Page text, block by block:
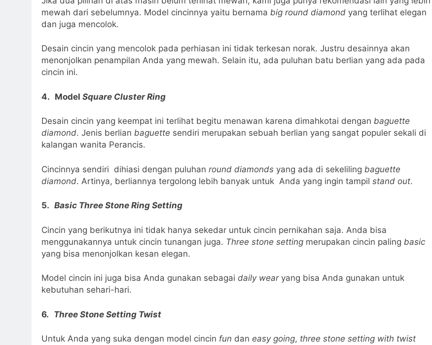
mewah dari sebelumnya. Model cincinnya yaitu bernama big round diamond yang terlihat elegan
dan juga mencolok.
Desain cincin yang mencolok pada perhiasan ini tidak terkesan norak. Justru desainnya akan
menonjolkan penampilan Anda yang mewah. Selain itu, ada puluhan batu berlian yang ada pada
cincin ini.
4. Model Square Cluster Ring
Desain cincin yang keempat ini terlihat begitu menawan karena dimahkotai dengan baguette
diamond. Jenis berlian baguette sendiri merupakan sebuah berlian yang sangat populer sekali di
kalangan wanita Perancis.
Cincinnya sendiri dihiasi dengan puluhan round diamonds yang ada di sekeliling baguette
diamond. Artinya, berliannya tergolong lebih banyak untuk Anda yang ingin tampil stand out.
5. Basic Three Stone Ring Setting
Cincin yang berikutnya ini tidak hanya sekedar untuk cincin pernikahan saja. Anda bisa
menggunakannya untuk cincin tunangan juga. Three stone setting merupakan cincin paling basic
yang bisa menonjolkan kesan elegan.
Model cincin ini juga bisa Anda gunakan sebagai daily wear yang bisa Anda gunakan untuk
kebutuhan sehari-hari.
6. Three Stone Setting Twist
Untuk Anda yang suka dengan model cincin fun dan easy going, three stone setting with twist